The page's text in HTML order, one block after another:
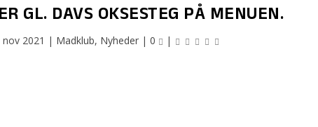
GL. DAVS OKSESTEG PÅ MENUEN.
nov 2021 | Madklub, Nyheder| 0 |